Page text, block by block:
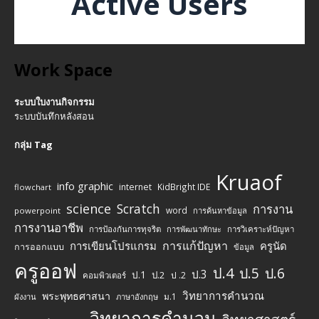
Work Space
ระบบใบงานกิจกรรม
ระบบบันทึกหลังสอน
กลุ่ม Tag
flowchart info graphic internet KidBright IDE Kruaof
powerpoint science Scratch word การค้นหาข้อมูล
การงาน
การงานอาชีพ
การป้องกันการทุจริต การพัฒนาทักษะ การวิเคราะห์ปัญหา
การออกแบบ การเขียนโปรแกรม การแก้ปัญหา ข้อมูล ครูนัด
ครูออฟ คอมพิวเตอร์ ป.1 ป.2 ป .2 ป.3 ป.4 ป.5 ป.6
ผังงาน พระพุทธศาสนา ภาษาอังกฤษ ม.1 วิทยาการคำนวณ